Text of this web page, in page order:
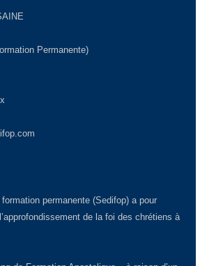
Permanente)
formation permanente (Sedifop) a pour
de la foi des chrétiens à